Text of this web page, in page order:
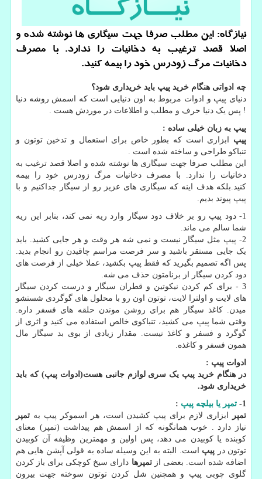
نیازگاه: این مطلب صرفا جهت سیگاری ها نوشته شده و
اصلا قصد ترغیب به دخانیات را ندارد. با مصرف
دخانیات مرگ زودرس خود را بیمه كنید.
چه ادواتی هنگام خرید پیپ باید خریداری شود؟
دنیای پیپ و ادوات مربوط به اون دنیایی است که اسمش روشه دنیا
! پس یک دنیا حرف و مطلب و اطلاعات در موردش هست .
پیپ به زبان خیلی ساده :
پیپ ابزاری است که بطور خاص برای استعمال و تدخین توتون و
تنباکو طراحی و ساخته شده است .
این مطلب صرفا جهت سیگاری ها نوشته شده و اصلا قصد ترغیب به
دخانیات را ندارد. با مصرف دخانیات مرگ زودرس خود را بیمه
کنید.بلکه هدف اینه که سیگاری های عزیز رو از سیگار جداکنیم و با
پیپ پیوند بدیم.
1- دود پیپ رو بر خلاف دود سیگار وارد ریه نمی کند، بنابر این ریه
شما سالم می ماند.
2- پیپ مثل سیگار نیست و نمی شه هر وقت و هر جایی کشید. باید
یک جایی مستقر باشید و سر فرصت مراسم چاقیدن رو انجام بدید.
پس اگه تصمیم بگیرید که فقط پیپ بکشید، عملا خیلی از فرصت های
دود کردن سیگار از برنامتون حذف می شه.
3 - برای کم کردن نیکوتین و قطران سیگار و درست کردن سیگار
های لایت و اولترا لایت، توتون اون رو با محلول های گوگردی شستشو
میدن. کاغذ سیگار هم برای روشن موندن حلقه های فسفر داره.
وقتی شما پیپ می کشید، تنباکوی خالص استفاده می کنید و اثری از
گوگرد و فسفر و کاغذ نیست. مقدار زیادی از بوی بد سیگار مال
همون فسفر و کاغذه.
ادوات پیپ :
در هنگام خرید پیپ یک سری لوازم جانبی هست(ادوات پیپ) که باید
خریداری شود.
1-
تمپر یا بیلچه پیپ :
تمپر
ابزاری لازم برای پیپ کشیدن است، هر اسموکر پیپ به تمپر
نیاز دارد . خوب همانگونه که از اسمش هم پیداشت (تمپر) معنای
کوبنده یا کوبیدن می دهد، پس اولین و مهمترین وظیفه آن کوبیدن
توتون در پیپ است. البته به این وسیله ساده به قولی آپشن هایی هم
اضافه شده است. بعضی ازتمپرها دارای سیخ کوچکی برای باز کردن
گلوی چوبی پیپ و همچنین شل کردن توتون سوخته جهت بیرون